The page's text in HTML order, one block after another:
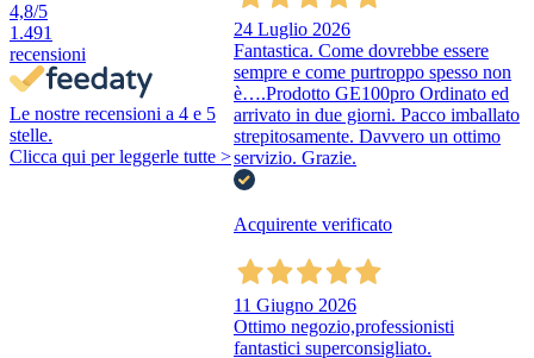
4,8/5
1.491
recensioni
Le nostre recensioni a 4 e 5
stelle.
Clicca qui per leggerle tutte >
24 Luglio 2026
Fantastica. Come dovrebbe essere
sempre e come purtroppo spesso non
è….Prodotto GE100pro Ordinato ed
arrivato in due giorni. Pacco imballato
strepitosamente. Davvero un ottimo
servizio. Grazie.
Acquirente verificato
11 Giugno 2026
Ottimo negozio,professionisti
fantastici superconsigliato.